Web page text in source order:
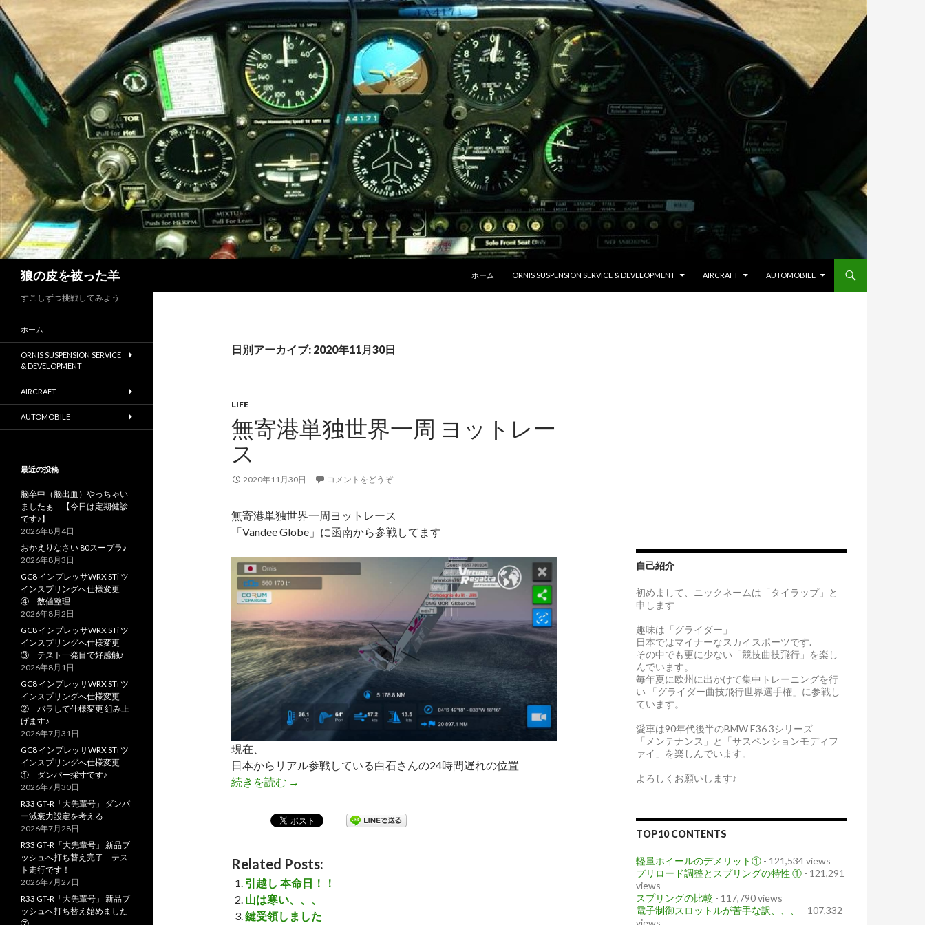
狼の皮を被った羊
ホーム
ORNIS SUSPENSION SERVICE & DEVELOPMENT AIRCRAFT AUTOMOBILE
日別アーカイブ: 2020年11月30日
LIFE
無寄港単独世界一周 ヨットレー
ス
2020年11月30日 コメントをどうぞ
無寄港単独世界一周ヨットレース
「Vandee Globe」に函南から参戦してます
現在、
日本からリアル参戦している白石さんの24時間遅れの位置
続きを読む 無寄港単独世界一周 ヨットレース
→
Related Posts:
引越し 本命日！！
山は寒い、、、
鍵受領しました
自己紹介
初めまして、ニックネームは「タイラップ」と
申します
趣味は「グライダー」
日本ではマイナーなスカイスポーツです.
その中でも更に少ない「競技曲技飛行」を楽し
んでいます。
毎年夏に欧州に出かけて集中トレーニングを行
い 「グライダー曲技飛行世界選手権」に参戦し
ています。
愛車は90年代後半のBMW E36 3シリーズ
「メンテナンス」と「サスペンションモディフ
ァイ」を楽しんでいます。
よろしくお願いします♪
TOP10 CONTENTS
軽量ホイールのデメリット① - 121,534 views
プリロード調整とスプリングの特性 ① - 121,291
views
スプリングの比較 - 117,790 views
電子制御スロットルが苦手な訳、、、
- 107,332
views
すこしずつ挑戦してみよう
ホーム
ORNIS SUSPENSION SERVICE
& DEVELOPMENT
AIRCRAFT
AUTOMOBILE
最近の投稿
脳卒中（脳出血）やっちゃい
ましたぁ 【今日は定期健診
です♪】
2026年8月4日
おかえりなさい 80スープラ♪
2026年8月3日
GC8 インプレッサWRX STi ツ
インスプリングへ仕様変更
④ 数値整理
2026年8月2日
GC8 インプレッサWRX STi ツ
インスプリングへ仕様変更
③ テスト一発目で好感触♪
2026年8月1日
GC8 インプレッサWRX STi ツ
インスプリングへ仕様変更
② バラして仕様変更 組み上
げます♪
2026年7月31日
GC8 インプレッサWRX STi ツ
インスプリングへ仕様変更
① ダンパー採寸です♪
2026年7月30日
R33 GT-R「大先輩号」 ダンパ
ー減衰力設定を考える
2026年7月28日
R33 GT-R「大先輩号」 新品ブ
ッシュへ打ち替え完了 テス
ト走行です！
2026年7月27日
R33 GT-R「大先輩号」 新品ブ
ッシュへ打ち替え始めました